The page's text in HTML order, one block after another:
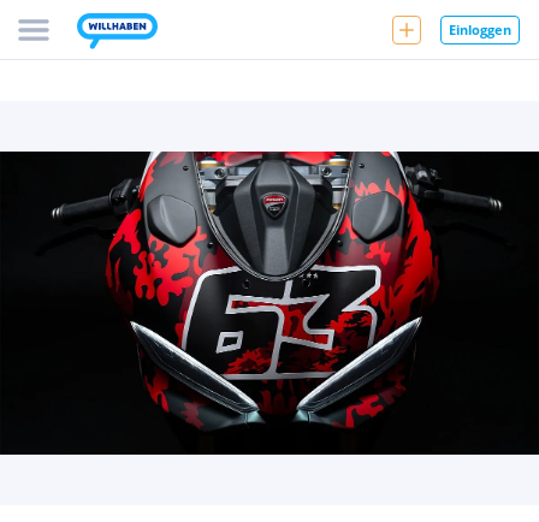
Einloggen